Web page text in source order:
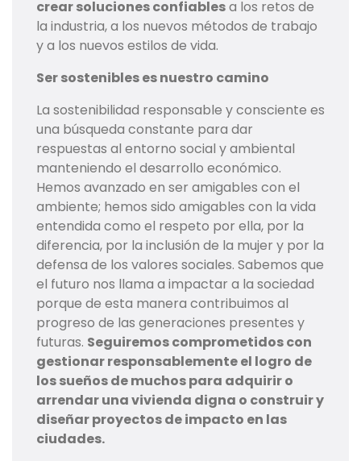
crear soluciones confiablesa los retos de
la industria, a los nuevos métodos de trabajo
y a los nuevos estilos de vida.
Ser sostenibles es nuestro camino
La sostenibilidad responsable y consciente es
una búsqueda constante para dar
respuestas al entorno social y ambiental
manteniendo el desarrollo económico.
Hemos avanzado en ser amigables con el
ambiente; hemos sido amigables con la vida
entendida como el respeto por ella, por la
diferencia, por la inclusión de la mujer y por la
defensa de los valores sociales. Sabemos que
el futuro nos llama a impactar a la sociedad
porque de esta manera contribuimos al
progreso de las generaciones presentes y
futuras. Seguiremos comprometidos con
gestionar responsablemente el logro de
los sueños de muchos para adquirir o
arrendar una vivienda digna o construir y
diseñar proyectos de impacto en las
ciudades.